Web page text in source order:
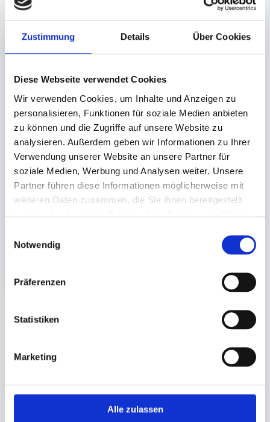
Zustimmung Details Über Cookies
Diese Webseite verwendet Cookies
Wir verwenden Cookies, um Inhalte und Anzeigen zu
personalisieren, Funktionen für soziale Medien anbieten
zu können und die Zugriffe auf unsere Website zu
analysieren. Außerdem geben wir Informationen zu Ihrer
Verwendung unserer Website an unsere Partner für
soziale Medien, Werbung und Analysen weiter. Unsere
Partner führen diese Informationen möglicherweise mit
weiteren Daten zusammen, die Sie ihnen bereitgestellt
Notwendig
Präferenzen
Statistiken
Marketing
Alle zulassen
Unsere Empfehlungen
Folie, Siegelfolie PE
transparent #9971
1 St.
Sie könnten auch an folgenden Artikeln